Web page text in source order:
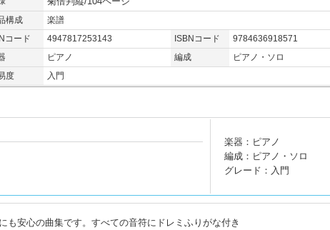
構成
楽譜
コード
4947817253143 ISBNコード
9784636918571
ピアノ 編成
ピアノ・ソロ
度
入門
楽器：ピアノ
編成：ピアノ・ソロ
グレード：入門
も安心の曲集です。すべての音符にドレミふりがな付き